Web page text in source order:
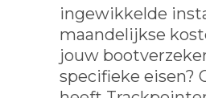
ingewikkelde
maandelijkse
jouw
specifieke eisen?